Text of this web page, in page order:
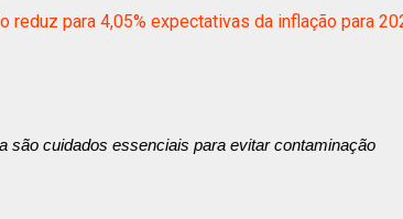
reduz para 4,05% expectativas da inflação para
são cuidados essenciais para evitar contaminação